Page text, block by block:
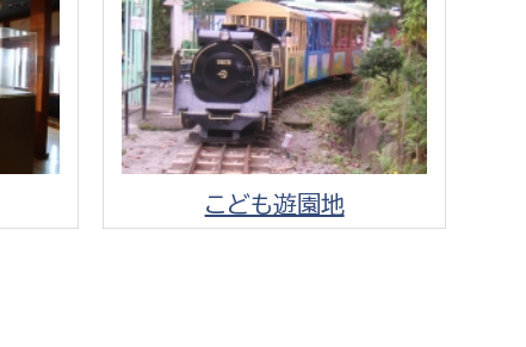
こども遊園地